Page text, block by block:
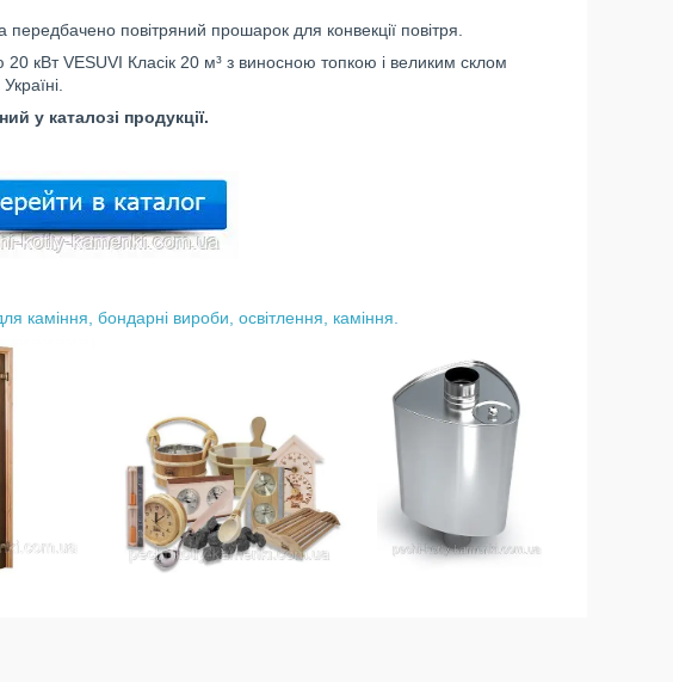
повітряний прошарок для конвекції повітря.
20 кВт VESUVI Класік 20 м³ з виносною топкою і великим склом
у каталозі продукції.
каміння, бондарні вироби, освітлення, каміння.